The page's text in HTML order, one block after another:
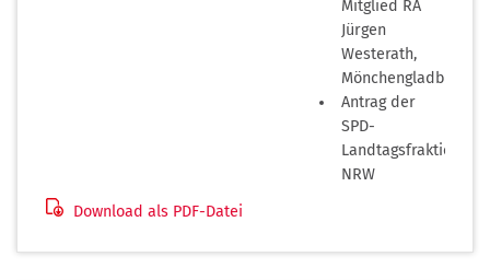
Mitglied RA
Jürgen
Westerath,
Mönchengladbach
Antrag der
SPD-
Landtagsfraktion
NRW
Download als PDF-Datei